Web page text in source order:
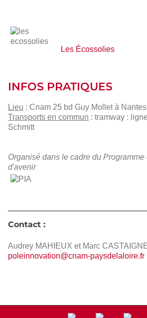
Les Écossolies
INFOS PRATIQUES
Lieu : Cnam 25 bd Guy Mollet à Nantes
Transports en commun : tramway :
Schmitt
Organisé dans le cadre du
d'avenir
Contact :
Audrey MAHIEUX et Marc
poleinnovation@cnam-paysdelaloire.fr